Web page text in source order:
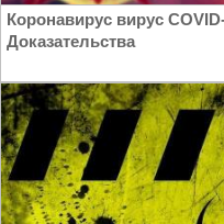
Коронавирус вирус
Доказательства